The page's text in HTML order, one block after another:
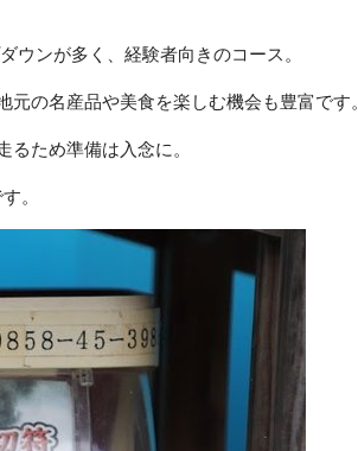
ンが多く、経験者向きのコース。
の名産品や美食を楽しむ機会も豊富です。
ため準備は入念に。
。